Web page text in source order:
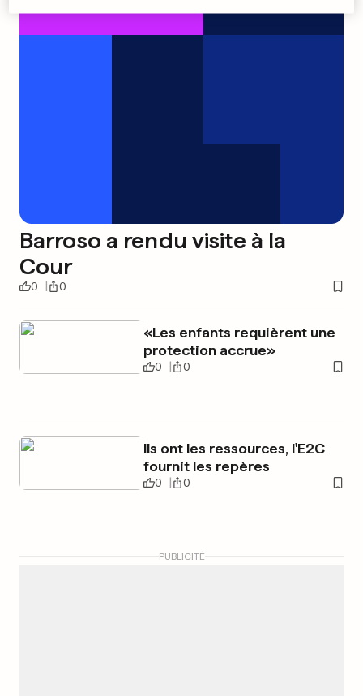
Barroso a rendu visite à la
Cour
0 0
«Les enfants requièrent une
protection accrue»
0 0
Ils ont les ressources, l'E2C
fournit les repères
0 0
PUBLICITÉ